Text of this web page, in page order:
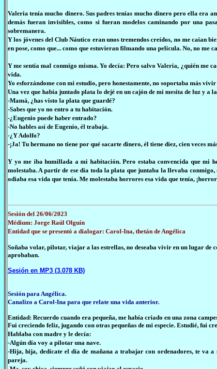
Valeria tenía mucho dinero. Sus padres tenías mucho dinero pero ella era
demás fueran invisibles, como si fueran modelos caminando por una
sobremanera.
Y los jóvenes del Club Náutico eran unos tremendos creídos, no me caían
en pose, como que... como que estuvieran filmando una película. No, no me
Y me sentía mal conmigo misma. Yo decía: Pero salvo Valeria, ¿quién me
vida.
Yo esforzándome con mi estudio, pero honestamente, no soportaba más
Una vez que había juntado plata lo dejé en un cajón de mi mesita de luz y a
-Mamá, ¿has visto la plata que guardé?
-Sabes que yo no entro a tu habitación.
-¿Eugenio puede haber entrado?
-No hables así de Eugenio, él trabaja.
-¿Y Adolfo?
-¡Ja! Tu hermano no tiene por qué sacarte dinero, él tiene diez, cien veces
Y yo me iba humillada a mi habitación. Pero estaba convencida que mi
molestaba. A partir de ese día toda la plata que juntaba la llevaba conmigo,
odiaba esa vida que tenía. Me molestaba horrores esa vida que tenía,
Sesión del 26/06/2023
Médium: Jorge Raúl Olguín
Entidad que se presentó a dialogar: Carol-Ina, thetán de Angélica
Soñaba volar, pilotar, viajar a las estrellas, no deseaba vivir en un lugar de
aprobaban.
Sesión en MP3 (3.078 KB)
Sesión para Angélica.
Canalizo a Carol-Ina para que relate una vida anterior.
Entidad: Recuerdo cuando era pequeña, me había criado en una zona
Fui creciendo feliz, jugando con otras pequeñas de mi especie. Estudié, fui
Hablaba con madre y le decía:
-Algún día voy a pilotar una nave.
-Hija, hija, dedícate el día de mañana a trabajar con ordenadores, te va
pareja.